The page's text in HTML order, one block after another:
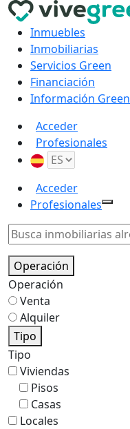
Inmuebles
Inmobiliarias
Servicios Green
Financiación
Información Green
Acceder
Profesionales
Acceder
Profesionales
Operación
Operación
Venta
Alquiler
Tipo
Tipo
Viviendas
Pisos
Casas
Locales